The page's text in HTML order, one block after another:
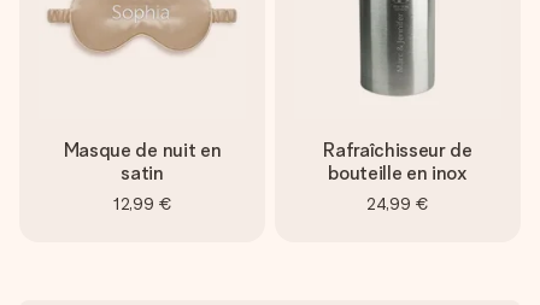
Masque de nuit en
satin
12,99 €
Rafraîchisseur de
bouteille en inox
24,99 €